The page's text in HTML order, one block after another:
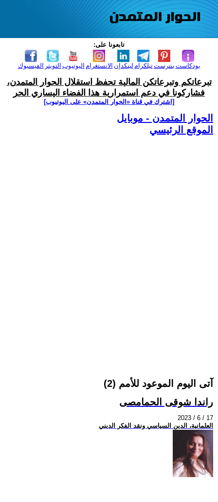
تابعونا على:
الفيسبوك التويتر اليوتيوب الانستغرام لينكدإن تيلكرامبنترست بودكاست
تبرعاتكم وتبرعاتكن المالية تحفظ استقلال الحوار المتمدن،
فشاركونا في دعم استمرارية هذا الفضاء اليساري الحر
[اشترك في قناة ‫«الحوار المتمدن» على اليوتيوب]
الحوار المتمدن - موبايل
الموقع الرئيسي
آتى اليوم الموعود للأمم (2)
راندا شوقى الحمامصى
2023 / 6 / 17
العلمانية، الدين السياسي ونقد الفكر الديني